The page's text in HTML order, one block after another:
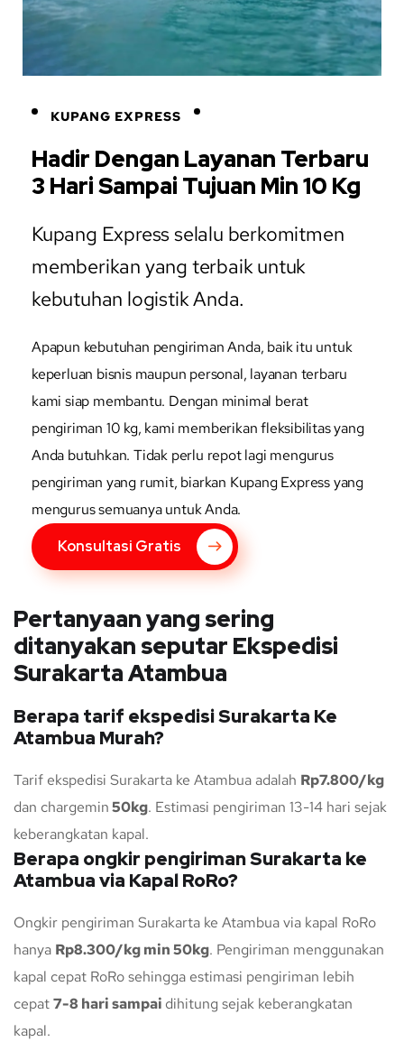
KUPANG EXPRESS
Hadir Dengan Layanan Terbaru
3 Hari Sampai Tujuan Min 10 Kg
Kupang Express selalu berkomitmen
memberikan yang terbaik untuk
kebutuhan logistik Anda.
Apapun kebutuhan pengiriman Anda, baik itu untuk
keperluan bisnis maupun personal, layanan terbaru
kami siap membantu. Dengan minimal berat
pengiriman 10 kg, kami memberikan fleksibilitas yang
Anda butuhkan. Tidak perlu repot lagi mengurus
pengiriman yang rumit, biarkan Kupang Express yang
mengurus semuanya untuk Anda.
Konsultasi Gratis
Pertanyaan yang sering
ditanyakan seputar Ekspedisi
Surakarta Atambua
Berapa tarif ekspedisi Surakarta Ke
Atambua Murah?
Tarif ekspedisi Surakarta ke Atambua adalah Rp7.800/kg
dan chargemin50kg. Estimasi pengiriman 13-14 hari sejak
keberangkatan kapal.
Berapa ongkir pengiriman Surakarta ke
Atambua via Kapal RoRo?
Ongkir pengiriman Surakarta ke Atambua via kapal RoRo
hanya Rp8.300/kg min 50kg. Pengiriman menggunakan
kapal cepat RoRo sehingga estimasi pengiriman lebih
cepat7-8 hari sampai dihitung sejak keberangkatan
kapal.